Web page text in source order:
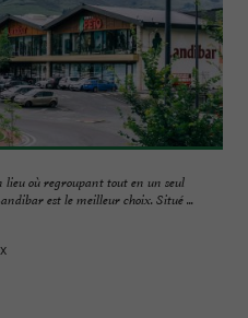
lieu où regroupant tout en un seul
est le meilleur choix. Situé ...